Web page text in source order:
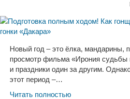
Новый год – это ёлка, мандарины,
просмотр фильма «Ирония судьбы
и праздники один за другим.
этот период –…
Читать полностью